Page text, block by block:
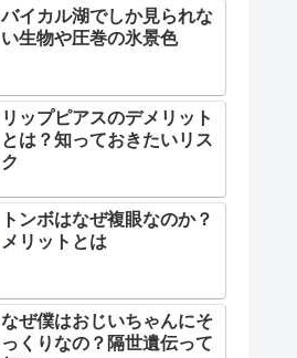
バイカル湖でしか見られな
い生物や圧巻の氷景色
リップピアスのデメリット
とは？知っておきたいリス
ク
トンボはなぜ複眼なのか？
メリットとは
なぜ僕はおじいちゃんにそ
っくりなの？隔世遺伝って